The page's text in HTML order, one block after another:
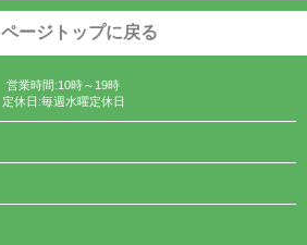
ページトップに戻る
営業時間:10時～19時
定休日:毎週水曜定休日